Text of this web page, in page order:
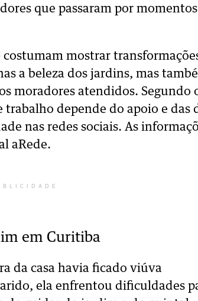
que passaram por momentos
costumam mostrar
a beleza dos jardins, mas
moradores atendidos. Segundo
depende do apoio e das
nas redes sociais. As
aRede.
em Curitiba
da casa havia ficado viúva
ela enfrentou dificuldades